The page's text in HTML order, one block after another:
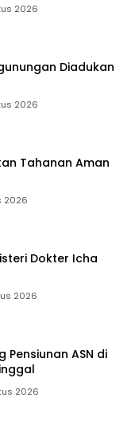
2026
Diadukan
2026
Tahanan Aman
2026
Dokter Icha
2026
Pensiunan ASN di
2026